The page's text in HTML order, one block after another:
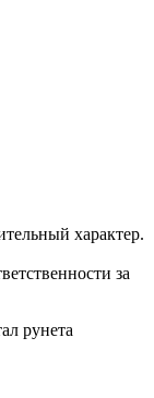
характер.
за
рунета